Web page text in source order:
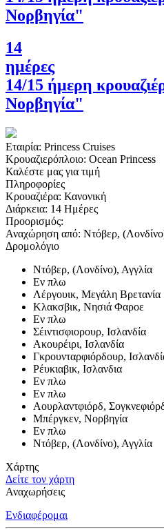
Νορβηγία"
14
ημέρες
14/15 ήμερη
Νορβηγία"
Εταιρία: Princess Cruises
Κρουαζιερόπλοιο: Ocean Princess
Καλέστε μας για τιμή
Πληροφορίες
Κρουαζιέρα: Κανονική
Διάρκεια: 14 Ημέρες
Προορισμός:
Αναχώρηση από: Ντόβερ,
Δρομολόγιο
Ντόβερ, (Λονδίνο), Αγγλία
Εν πλω
Λέργουικ, Μεγάλη Βρετανία
Κλακσβικ, Νησιά Φαροε
Εν πλω
Σέιντισφιορουρ, Ισλανδία
Ακουρέιρι, Ισλανδία
Γκρουνταρφιόρδουρ,
Ρέυκιαβικ, Ισλανδια
Εν πλω
Εν πλω
Αουρλαντφιόρδ,
Μπέργκεν, Νορβηγία
Εν πλω
Ντόβερ, (Λονδίνο), Αγγλία
Χάρτης
Δείτε τον χάρτη
Αναχωρήσεις
Ενδιαφέρομαι